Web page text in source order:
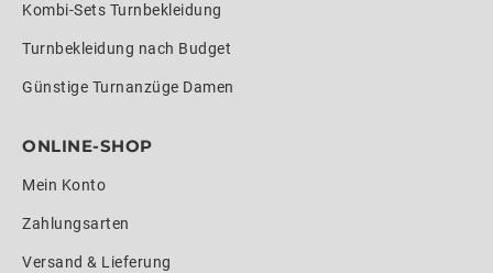
Kombi-Sets Turnbekleidung
Turnbekleidung nach Budget
Günstige Turnanzüge Damen
ONLINE-SHOP
Mein Konto
Zahlungsarten
Versand & Lieferung